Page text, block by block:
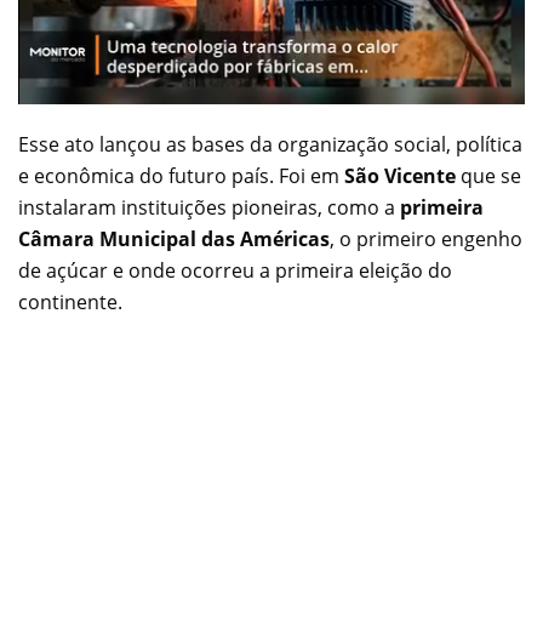
Esse ato lançou as bases da organização social, política
e econômica do futuro país. Foi em São Vicente que se
instalaram instituições pioneiras, como a primeira
Câmara Municipal das Américas, o primeiro engenho
de açúcar e onde ocorreu a primeira eleição do
continente.